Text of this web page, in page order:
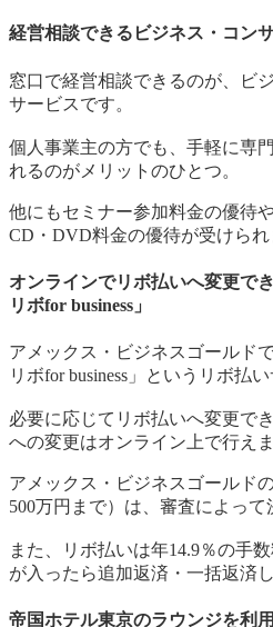
経営相談できるビジネス・コン
窓口で経営相談できるのが、ビ
サービスです。
個人事業主の方でも、手軽に専
れるのがメリットのひとつ。
他にもセミナー参加料金の優待
CD・DVD料金の優待が受けられ
オンラインでリボ払いへ変更で
リボfor business」
アメックス・ビジネスゴールド
リボfor business」というリボ払
必要に応じてリボ払いへ変更で
への変更はオンライン上で行えま
アメックス・ビジネスゴールド
500万円まで）は、審査によって
また、リボ払いは年14.9％の手
が入ったら追加返済・一括返済
帝国ホテル東京のラウンジを利